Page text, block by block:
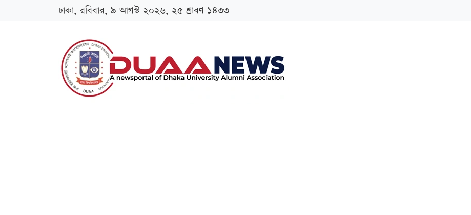
ঢাকা, রবিবার, ৯ আগস্ট ২০২৬, ২৫ শ্রাবণ ১৪৩৩